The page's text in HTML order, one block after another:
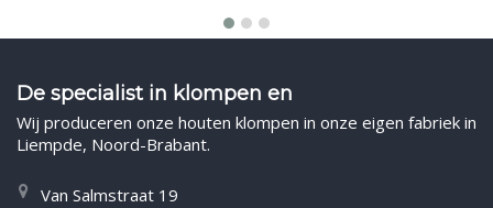
De specialist in klompen en
Wij produceren onze houten klompen in onze eigen fabriek in
Liempde, Noord-Brabant.
Van Salmstraat 19